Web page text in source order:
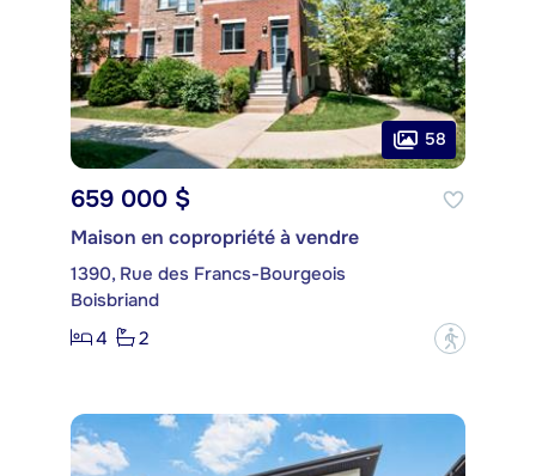
58
659 000 $
Maison en copropriété à vendre
1390, Rue des Francs-Bourgeois
Boisbriand
4
2 ?